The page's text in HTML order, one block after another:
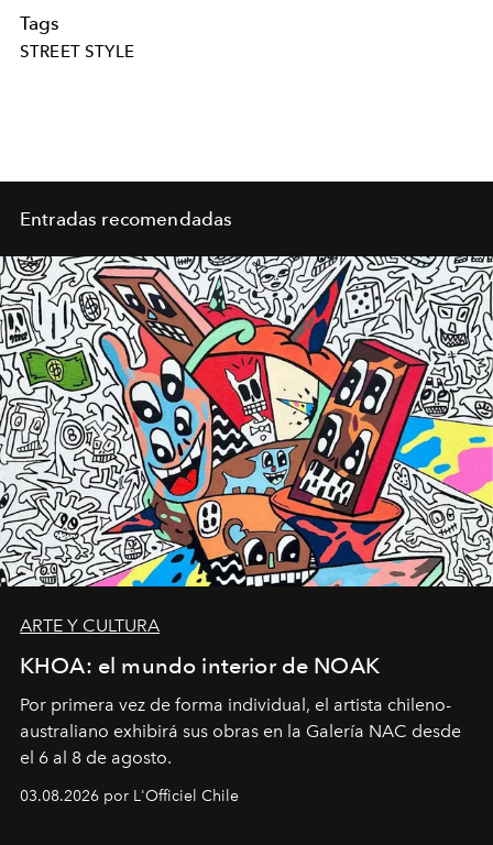
Tags
STREET STYLE
Entradas recomendadas
ARTE Y CULTURA
KHOA: el mundo interior de NOAK
Por primera vez de forma individual, el artista chileno-
australiano exhibirá sus obras en la Galería NAC desde
el 6 al 8 de agosto.
03.08.2026 por L'Officiel Chile